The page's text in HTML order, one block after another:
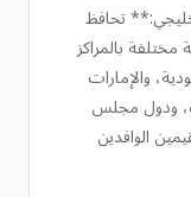
تحافظ
بالمراكز
والإمارات
ودول مجلس
الوافدين